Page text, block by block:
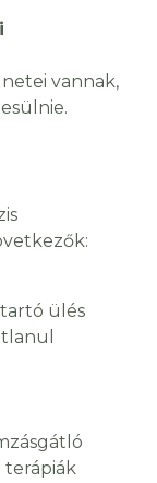
vannak,
ülés